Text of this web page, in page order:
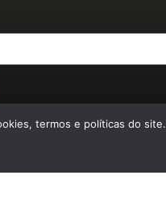
termos e políticas do site.